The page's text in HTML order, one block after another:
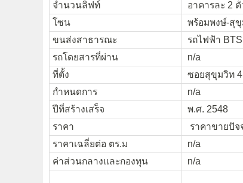
จำนวนลิฟท์
อาคารละ 2 ตั
โซน
พร้อมพงษ์-สุ
ขนส่งสาธารณะ
รถไฟฟ้า
รถโดยสารที่ผ่าน
n/a
ที่ตั้ง
ซอยสุขุมวิท
กำหนดการ
n/a
ปีที่สร้างเสร็จ
พ.ศ. 2548
ราคา
ราคาขายปัจ
ราคาเฉลี่ยต่อ ตร.ม
n/a
ค่าส่วนกลางและกองทุน
n/a